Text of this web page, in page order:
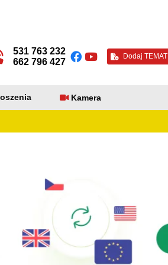
531 763 232
662 796 427
Dodaj TEMAT
Kamera